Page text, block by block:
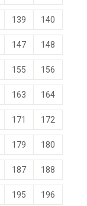
139 140
147 148
155 156
163 164
171 172
179 180
187 188
195 196